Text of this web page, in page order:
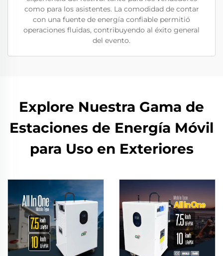
como para los asistentes. La comodidad de contar
con una fuente de energía confiable permitió
operaciones fluidas, contribuyendo al éxito general
del evento.
Explore Nuestra Gama de
Estaciones de Energía Móvil
para Uso en Exteriores